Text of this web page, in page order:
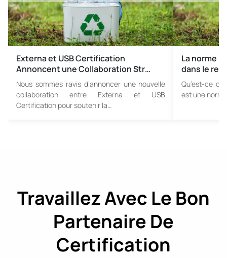
Externa et USB Certification
Annoncent une Collaboration Str…
Nous sommes ravis d’annoncer une nouvelle
collaboration entre Externa et USB
Certification pour soutenir la…
La norme
dans le
Qu’est-ce
est une
Travaillez Avec Le Bon
Partenaire De
Certification